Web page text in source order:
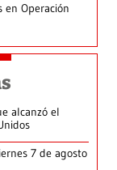
Operación
alcanzó el
7 de agosto